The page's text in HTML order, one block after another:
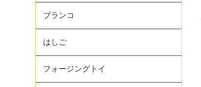
ブランコ
はしご
フォージングトイ